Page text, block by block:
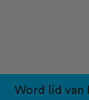
Word lid van